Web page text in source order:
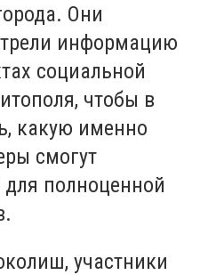
Они
информацию
социальной
чтобы в
какую именно
смогут
для полноценной
участники